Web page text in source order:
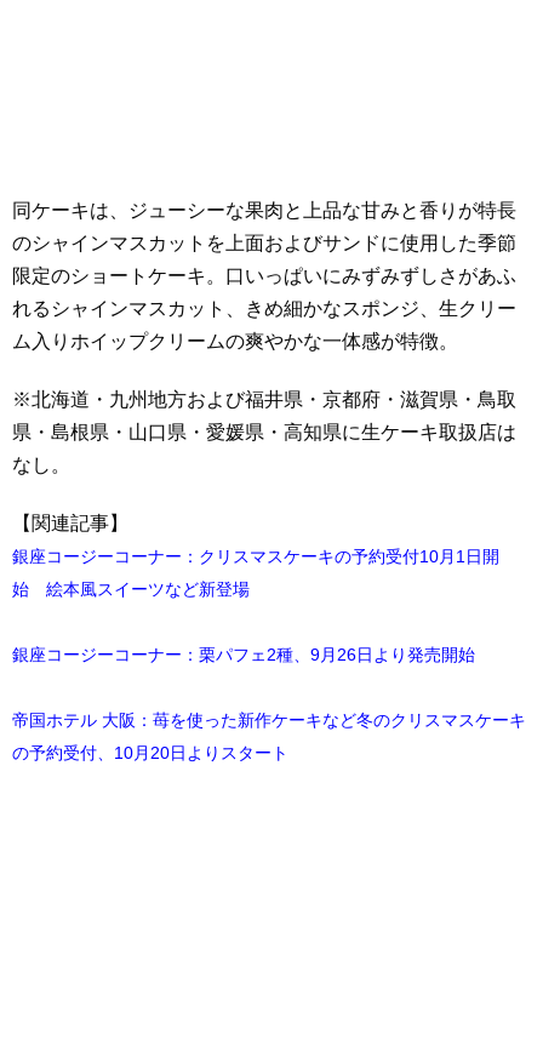
同ケーキは、ジューシーな果肉と上品な甘みと香りが特長
のシャインマスカットを上面およびサンドに使用した季節
限定のショートケーキ。口いっぱいにみずみずしさがあふ
れるシャインマスカット、きめ細かなスポンジ、生クリー
ム入りホイップクリームの爽やかな一体感が特徴。
※北海道・九州地方および福井県・京都府・滋賀県・鳥取
県・島根県・山口県・愛媛県・高知県に生ケーキ取扱店は
なし。
【関連記事】
銀座コージーコーナー：クリスマスケーキの予約受付10月1日開
始 絵本風スイーツなど新登場
銀座コージーコーナー：栗パフェ2種、9月26日より発売開始
帝国ホテル 大阪：苺を使った新作ケーキなど冬のクリスマスケーキ
の予約受付、10月20日よりスタート